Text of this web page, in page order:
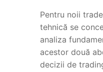
Pentru noii
tehnică se
analiza
acestor două
decizii de